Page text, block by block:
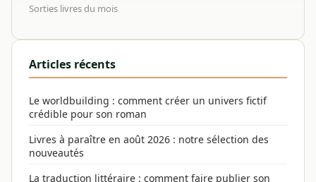
Sorties livres du mois
Articles récents
Le worldbuilding : comment créer un univers fictif
crédible pour son roman
Livres à paraître en août 2026 : notre sélection des
nouveautés
La traduction littéraire : comment faire publier son